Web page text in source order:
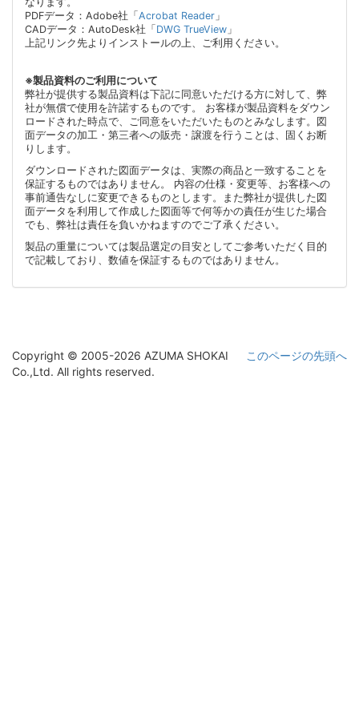
PDFデータ：Adobe社「 Acrobat Reader 」
CADデータ：AutoDesk社「 DWG TrueView 」
上記リンク先よりインストールの上、ご利用ください。
※製品資料のご利用について
弊社が提供する製品資料は下記に同意いただける方に対して、弊
社が無償で使用を許諾するものです。 お客様が製品資料をダウン
ロードされた時点で、ご同意をいただいたものとみなします。図
面データの加工・第三者への販売・譲渡を行うことは、固くお断
りします。
ダウンロードされた図面データは、実際の商品と一致することを
保証するものではありません。 内容の仕様・変更等、お客様への
事前通告なしに変更できるものとします。また弊社が提供した図
面データを利用して作成した図面等で何等かの責任が生じた場合
でも、弊社は責任を負いかねますのでご了承ください。
製品の重量については製品選定の目安としてご参考いただく目的
で記載しており、数値を保証するものではありません。
このページの先頭へ
Copyright © 2005-2026 AZUMA SHOKAI
Co.,Ltd. All rights reserved.